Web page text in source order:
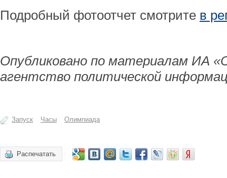
Подробный фотоотчет смотрите в
Опубликовано по материалам ИА
агентство политической
Запуск Часы Олимпиада
Распечатать